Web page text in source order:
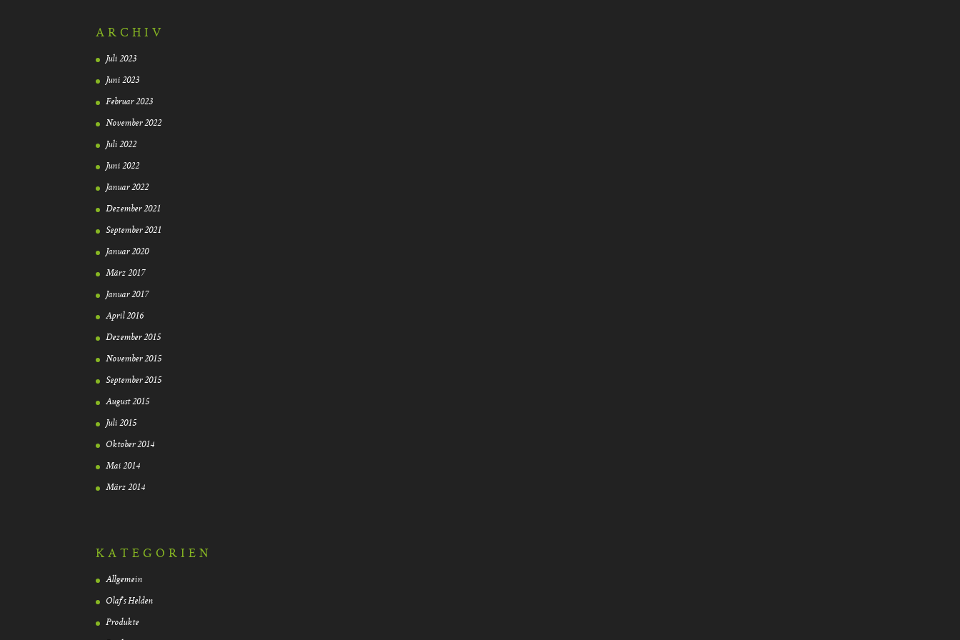
ARCHIV
Juli 2023
Juni 2023
Februar 2023
November 2022
Juli 2022
Juni 2022
Januar 2022
Dezember 2021
September 2021
Januar 2020
März 2017
Januar 2017
April 2016
Dezember 2015
November 2015
September 2015
August 2015
Juli 2015
Oktober 2014
Mai 2014
März 2014
KATEGORIEN
Allgemein
Olaf's Helden
Produkte